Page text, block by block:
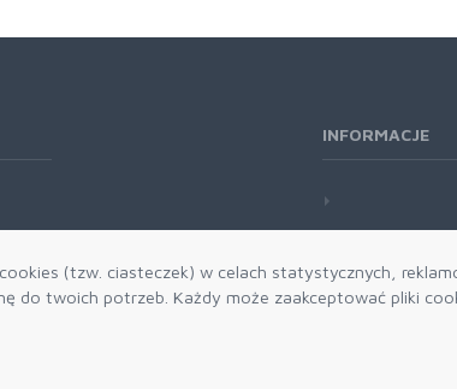
(tzw. ciasteczek) w celach statystycznych,
do twoich potrzeb. Każdy może zaakceptować pliki
INFORMACJE